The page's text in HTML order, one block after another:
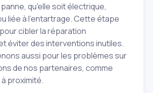
qu'elle soit électrique,
liée à l'entartrage. Cette étape
cibler la réparation
éviter des interventions inutiles.
aussi pour les problèmes sur
de nos partenaires, comme
proximité.